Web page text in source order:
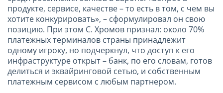
продукте, сервисе, качестве – то есть в том, с чем вы
хотите конкурировать», – сформулировал он свою
позицию. При этом С. Хромов признал: около 70%
платежных терминалов страны принадлежит
одному игроку, но подчеркнул, что доступ к его
инфраструктуре открыт – банк, по его словам, готов
делиться и эквайринговой сетью, и собственным
платежным сервисом с любым партнером.